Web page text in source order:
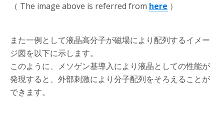
（ The image above is referred from here ）
また一例として液晶高分子が磁場により配列するイメー
ジ図を以下に示します。
このように、メソゲン基導入により液晶としての性能が
発現すると、外部刺激により分子配列をそろえることが
できます。